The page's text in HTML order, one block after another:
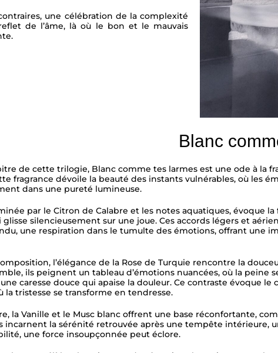
une célébration de la complexité
de l’âme, là où le bon et le mauvais
Blanc
de cette trilogie, Blanc comme tes larmes est une ode à la
fragrance dévoile la beauté des instants vulnérables, où les
dans une pureté lumineuse.
par le Citron de Calabre et les notes aquatiques, évoque
glisse silencieusement sur une joue. Ces accords légers et
une respiration dans le tumulte des émotions, offrant une
l’élégance de la Rose de Turquie rencontre la
ils peignent un tableau d’émotions nuancées, où la peine
caresse douce qui apaise la douleur. Ce contraste évoque
la tristesse se transforme en tendresse.
la Vanille et le Musc blanc offrent une base réconfortante,
incarnent la sérénité retrouvée après une tempête intérieure,
une force insoupçonnée peut éclore.